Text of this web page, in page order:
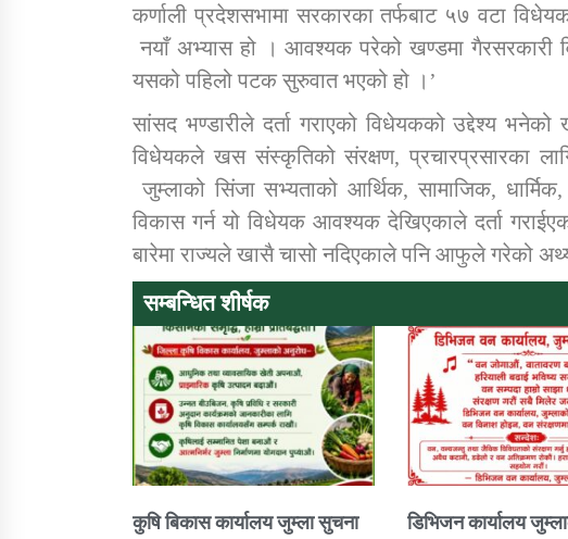
कर्णाली प्रदेशसभामा सरकारका तर्फबाट ५७ वटा
नयाँ अभ्यास हो । आवश्यक परेको खण्डमा गैरसरकारी
यसको पहिलो पटक सुरुवात भएको हो ।’
सांसद भण्डारीले दर्ता गराएको विधेयकको उद्देश्य
विधेयकले खस संस्कृतिको संरक्षण, प्रचारप्रसारका
जुम्लाको सिंजा सभ्यताको आर्थिक, सामाजिक,
विकास गर्न यो विधेयक आवश्यक देखिएकाले दर्ता
बारेमा राज्यले खासै चासो नदिएकाले पनि आफुले गरेको
सम्बन्धित शीर्षक
कुषि बिकास कार्यालय जुम्ला सुचना
डिभिजन कार्यालय